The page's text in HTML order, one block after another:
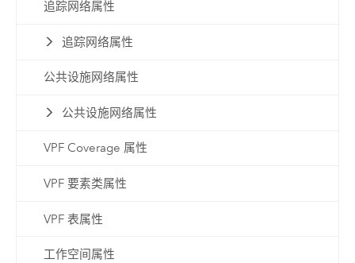
追踪网络属性
追踪网络属性
公共设施网络属性
公共设施网络属性
VPF Coverage 属性
VPF 要素类属性
VPF 表属性
工作空间属性